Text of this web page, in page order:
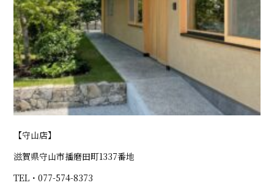
【守山店】
滋賀県守山市播磨田町1337番地
TEL・077-574-8373